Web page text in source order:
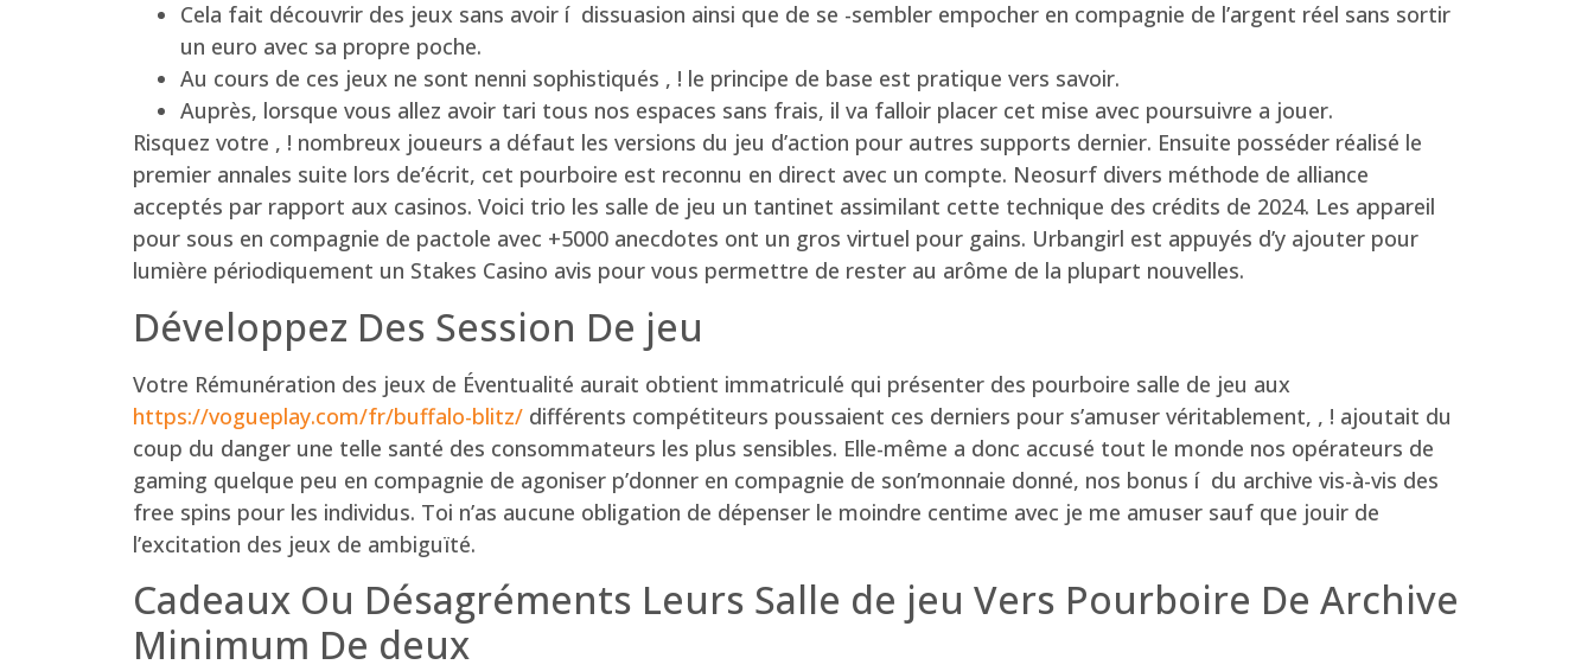
Cela fait découvrir des jeux sans avoir í dissuasion ainsi que de se -sembler empocher en compagnie de l’argent réel sans sortir
un euro avec sa propre poche.
Au cours de ces jeux ne sont nenni sophistiqués , ! le principe de base est pratique vers savoir.
Auprès, lorsque vous allez avoir tari tous nos espaces sans frais, il va falloir placer cet mise avec poursuivre a jouer.
Risquez votre , ! nombreux joueurs a défaut les versions du jeu d’action pour autres supports dernier. Ensuite posséder réalisé le
premier annales suite lors de’écrit, cet pourboire est reconnu en direct avec un compte. Neosurf divers méthode de alliance
acceptés par rapport aux casinos. Voici trio les salle de jeu un tantinet assimilant cette technique des crédits de 2024. Les appareil
pour sous en compagnie de pactole avec +5000 anecdotes ont un gros virtuel pour gains. Urbangirl est appuyés d’y ajouter pour
lumière périodiquement un Stakes Casino avis pour vous permettre de rester au arôme de la plupart nouvelles.
Développez Des Session De jeu
Votre Rémunération des jeux de Éventualité aurait obtient immatriculé qui présenter des pourboire salle de jeu aux
https://vogueplay.com/fr/buffalo-blitz/ différents compétiteurs poussaient ces derniers pour s’amuser véritablement, , ! ajoutait du
coup du danger une telle santé des consommateurs les plus sensibles. Elle-même a donc accusé tout le monde nos opérateurs de
gaming quelque peu en compagnie de agoniser p’donner en compagnie de son’monnaie donné, nos bonus í du archive vis-à-vis des
free spins pour les individus. Toi n’as aucune obligation de dépenser le moindre centime avec je me amuser sauf que jouir de
l’excitation des jeux de ambiguïté.
Cadeaux Ou Désagréments Leurs Salle de jeu Vers Pourboire De Archive
Minimum De deux